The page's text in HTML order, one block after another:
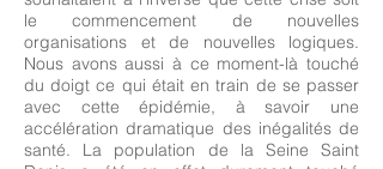
le commencement de nouvelles
organisations et de nouvelles logiques.
Nous avons aussi à ce moment-là touché
du doigt ce qui était en train de se passer
avec cette épidémie, à savoir une
accélération dramatique des inégalités de
santé. La population de la Seine Saint